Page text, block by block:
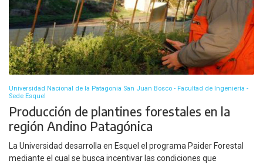
Universidad Nacional de la Patagonia San Juan Bosco - Facultad de Ingeniería -
Sede Esquel
Producción de plantines forestales en la
región Andino Patagónica
La Universidad desarrolla en Esquel el programa Paider Forestal
mediante el cual se busca incentivar las condiciones que